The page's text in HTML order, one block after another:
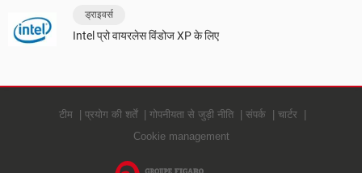
ड्राइवर्स
Intel प्रो वायरलेस विंडोज XP के लिए
टीम प्रयोग की शर्तें गोपनीयता से जुड़ी नीति संपर्क
चार्टर
Cookie management